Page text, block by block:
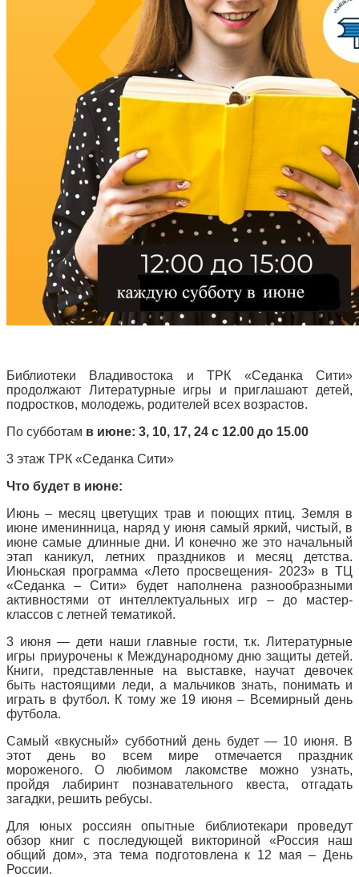
Библиотеки Владивостока и ТРК «Седанка Сити»
продолжают Литературные игры и приглашают детей,
подростков, молодежь, родителей всех возрастов.
По субботам в июне: 3, 10, 17, 24 с 12.00 до 15.00
3 этаж ТРК «Седанка Сити»
Что будет в июне:
Июнь – месяц цветущих трав и поющих птиц. Земля в
июне именинница, наряд у июня самый яркий, чистый, в
июне самые длинные дни. И конечно же это начальный
этап каникул, летних праздников и месяц детства.
Июньская программа «Лето просвещения- 2023» в ТЦ
«Седанка – Сити» будет наполнена разнообразными
активностями от интеллектуальных игр – до мастер-
классов с летней тематикой.
3 июня — дети наши главные гости, т.к. Литературные
игры приурочены к Международному дню защиты детей.
Книги, представленные на выставке, научат девочек
быть настоящими леди, а мальчиков знать, понимать и
играть в футбол. К тому же 19 июня – Всемирный день
футбола.
Самый «вкусный» субботний день будет — 10 июня. В
этот день во всем мире отмечается праздник
мороженого. О любимом лакомстве можно узнать,
пройдя лабиринт познавательного квеста, отгадать
загадки, решить ребусы.
Для юных россиян опытные библиотекари проведут
обзор книг с последующей викториной «Россия наш
общий дом», эта тема подготовлена к 12 мая – День
России.